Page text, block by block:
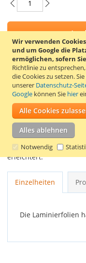
Wir verwenden
und um Google die
ermöglichen, sofern
Richtlinie zu
die Cookies zu setzen.
unserer Datenschutz-
Google können Sie hier
Alle Cookies
Alles ablehnen
Notwendig
In
ZUR
ZUR
Box mit 100
Dicke pro Seite beträgt
175 = 350 Mikrometer.
Werkzeug geliefert,
erleichtert.
Einzelheiten
Die Laminierfolien